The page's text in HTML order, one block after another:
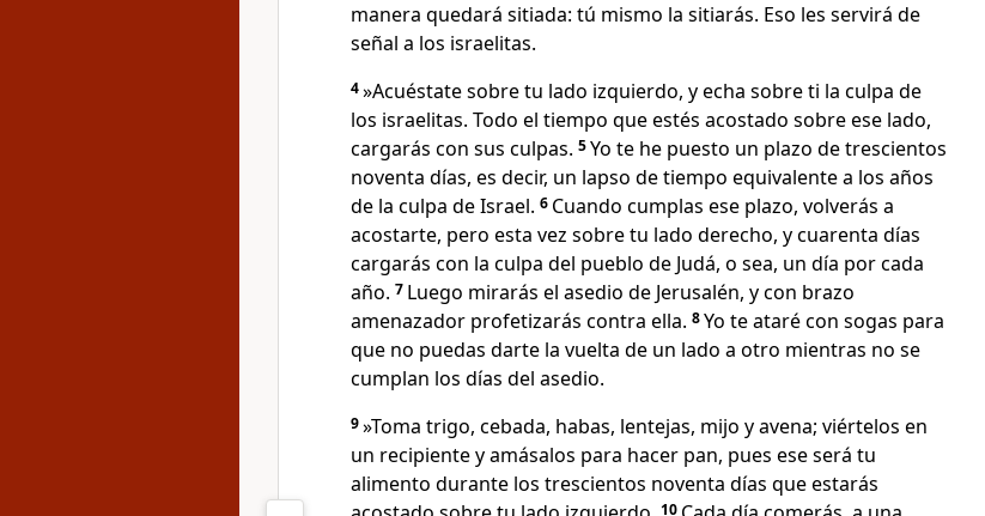
manera quedará sitiada: tú mismo la sitiarás. Eso les servirá de
señal a los israelitas.
4»Acuéstate sobre tu lado izquierdo, y echa sobre ti la culpa de
los israelitas. Todo el tiempo que estés acostado sobre ese lado,
cargarás con sus culpas. 5Yo te he puesto un plazo de trescientos
noventa días, es decir, un lapso de tiempo equivalente a los años
de la culpa de Israel. 6 Cuando cumplas ese plazo, volverás a
acostarte, pero esta vez sobre tu lado derecho, y cuarenta días
cargarás con la culpa del pueblo de Judá, o sea, un día por cada
año. 7 Luego mirarás el asedio de Jerusalén, y con brazo
amenazador profetizarás contra ella. 8Yo te ataré con sogas para
que no puedas darte la vuelta de un lado a otro mientras no se
cumplan los días del asedio.
9»Toma trigo, cebada, habas, lentejas, mijo y avena; viértelos en
un recipiente y amásalos para hacer pan, pues ese será tu
alimento durante los trescientos noventa días que estarás
10